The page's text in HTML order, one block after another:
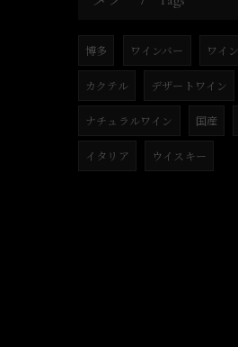
博多 ワインバー ワイン
カクテル デザートワイン
ナチュラルワイン 国産
イタリア ウイスキー